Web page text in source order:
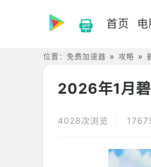
首页
位置： 免费加速器 攻略
2026年1月
4028次浏览